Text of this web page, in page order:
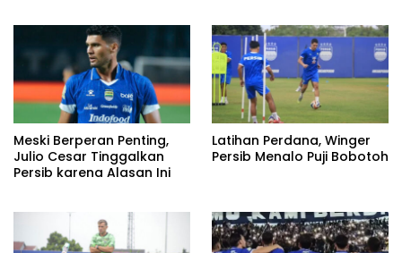
Meski Berperan Penting,
Julio Cesar Tinggalkan
Persib karena Alasan Ini
Latihan Perdana, Winger
Persib Menalo Puji Bobotoh